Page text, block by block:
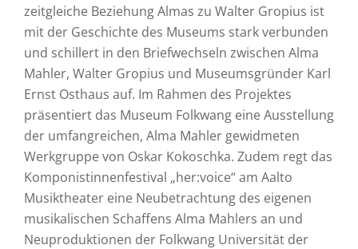
zeitgleiche Beziehung Almas zu Walter Gropius ist
mit der Geschichte des Museums stark verbunden
und schillert in den Briefwechseln zwischen Alma
Mahler, Walter Gropius und Museumsgründer Karl
Ernst Osthaus auf. Im Rahmen des Projektes
präsentiert das Museum Folkwang eine Ausstellung
der umfangreichen, Alma Mahler gewidmeten
Werkgruppe von Oskar Kokoschka. Zudem regt das
Komponistinnenfestival „her:voice“ am Aalto
Musiktheater eine Neubetrachtung des eigenen
musikalischen Schaffens Alma Mahlers an und
Neuproduktionen der Folkwang Universität der